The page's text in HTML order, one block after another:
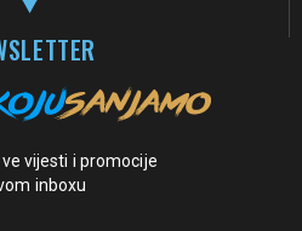
vijesti i promocije
inboxu